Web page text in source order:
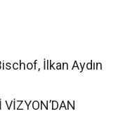
İlkan Aydın